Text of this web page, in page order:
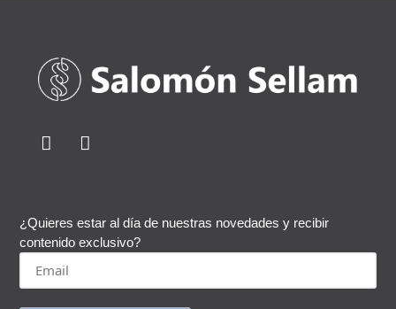
¿Quieres estar al día de nuestras novedades y recibir
contenido exclusivo?